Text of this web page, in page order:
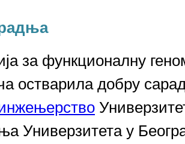
аза функционалну
остварила добру
Универзитета у